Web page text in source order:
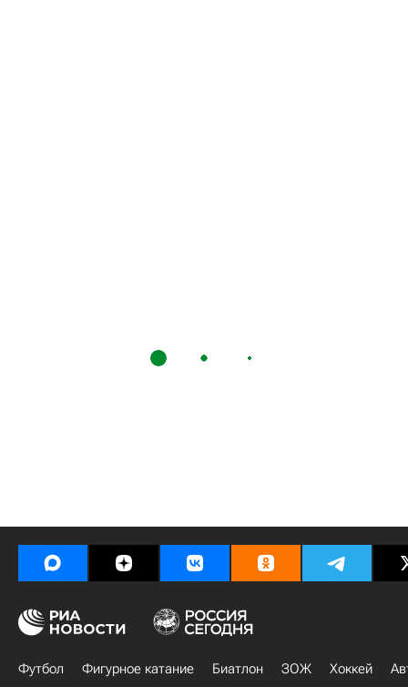
Футбол Фигурное катание Биатлон ЗОЖ Хоккей